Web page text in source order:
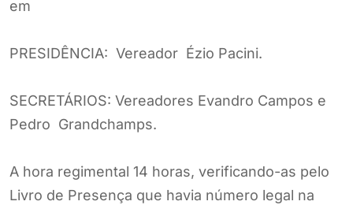
em
PRESIDÊNCIA: Vereador Ézio Pacini.
SECRETÁRIOS: Vereadores Evandro Campos e
Pedro Grandchamps.
A hora regimental 14 horas, verificando-as pelo
Livro de Presença que havia número legal na